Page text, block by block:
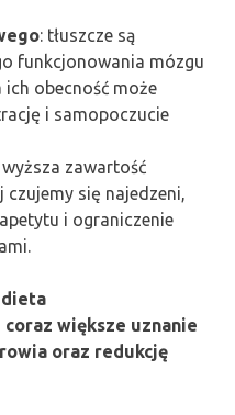
: tłuszcze są
funkcjonowania mózgu
ich obecność może
i samopoczucie
wyższa zawartość
czujemy się najedzeni,
i ograniczenie
dieta
większe uznanie
oraz redukcję